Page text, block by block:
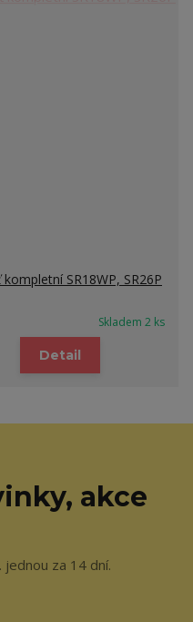
kompletní SR18WP, SR26P
Skladem 2 ks
Detail
akce
za 14 dní.